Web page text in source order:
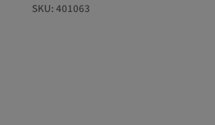
SKU: 401063